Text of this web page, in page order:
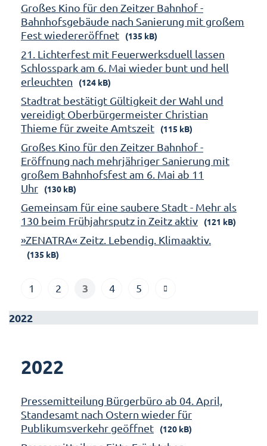
Großes Kino für den Zeitzer Bahnhof -
Bahnhofsgebäude nach Sanierung mit großem
Fest wiedereröffnet
(135 kB)
21. Lichterfest mit Feuerwerksduell lassen
Schlosspark am 6. Mai wieder bunt und hell
erleuchten
(124 kB)
Stadtrat bestätigt Gültigkeit der Wahl und
vereidigt Oberbürgermeister Christian
Thieme für zweite Amtszeit
(115 kB)
Großes Kino für den Zeitzer Bahnhof -
Eröffnung nach mehrjähriger Sanierung mit
großem Bahnhofsfest am 6. Mai ab 11
Uhr
(130 kB)
Gemeinsam für eine saubere Stadt - Mehr als
130 beim Frühjahrsputz in Zeitz aktiv
(121 kB)
»ZENATRA« Zeitz. Lebendig. Klimaaktiv.
(135 kB)
1 2 3 4 5
2022
2022
Pressemitteilung Bürgerbüro ab 04. April,
Standesamt nach Ostern wieder für
Publikumsverkehr geöffnet
(120 kB)